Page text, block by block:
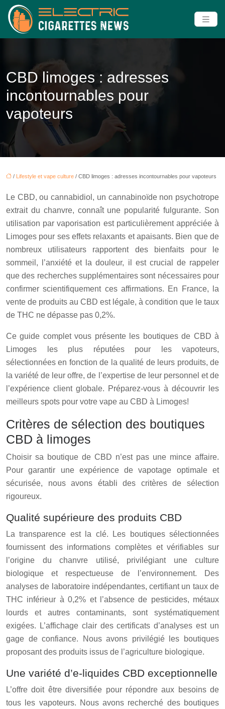
CBD limoges : adresses
incontournables pour
vapoteurs
/ Lifestyle et vape culture / CBD limoges : adresses incontournables pour vapoteurs
Le CBD, ou cannabidiol, un cannabinoïde non psychotrope
extrait du chanvre, connaît une popularité fulgurante. Son
utilisation par vaporisation est particulièrement appréciée à
Limoges pour ses effets relaxants et apaisants. Bien que de
nombreux utilisateurs rapportent des bienfaits pour le
sommeil, l’anxiété et la douleur, il est crucial de rappeler
que des recherches supplémentaires sont nécessaires pour
confirmer scientifiquement ces affirmations. En France, la
vente de produits au CBD est légale, à condition que le taux
de THC ne dépasse pas 0,2%.
Ce guide complet vous présente les boutiques de CBD à
Limoges les plus réputées pour les vapoteurs,
sélectionnées en fonction de la qualité de leurs produits, de
la variété de leur offre, de l’expertise de leur personnel et de
l’expérience client globale. Préparez-vous à découvrir les
meilleurs spots pour votre vape au CBD à Limoges!
Critères de sélection des boutiques
CBD à limoges
Choisir sa boutique de CBD n’est pas une mince affaire.
Pour garantir une expérience de vapotage optimale et
sécurisée, nous avons établi des critères de sélection
rigoureux.
Qualité supérieure des produits CBD
La transparence est la clé. Les boutiques sélectionnées
fournissent des informations complètes et vérifiables sur
l’origine du chanvre utilisé, privilégiant une culture
biologique et respectueuse de l’environnement. Des
analyses de laboratoire indépendantes, certifiant un taux de
THC inférieur à 0,2% et l’absence de pesticides, métaux
lourds et autres contaminants, sont systématiquement
exigées. L’affichage clair des certificats d’analyses est un
gage de confiance. Nous avons privilégié les boutiques
proposant des produits issus de l’agriculture biologique.
Une variété d’e-liquides CBD exceptionnelle
L’offre doit être diversifiée pour répondre aux besoins de
tous les vapoteurs. Nous avons recherché des boutiques